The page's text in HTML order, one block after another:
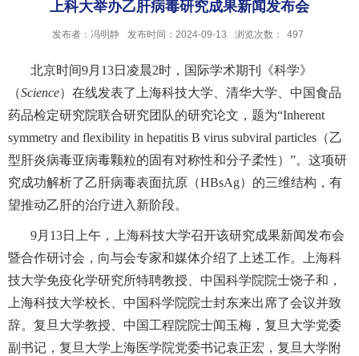
上科大举办乙肝病毒研究成果新闻发布会
发布者：冯明静 发布时间：2024-09-13 浏览次数： 497
北京时间9月13日凌晨2时 ， 国际学术期刊
《科学》
（Science） 在线发表了上海科技大学、清华大学、 中国食品
药品检定研究院联合研究团队的研究论文，题为“Inherent
symmetry and flexibility in hepatitis B virus subviral particles（乙
型肝炎病毒亚病毒颗粒的固有对称性和分子柔性）”。这项研
究成功解析了乙肝病毒表面抗原 （HBsAg） 的三维结构 ， 有
望推动乙肝的治疗进入新阶段。
9月13日上午，上海科技大学召开该研究成果新闻发布会
暨合作研讨会，向与会专家和媒体介绍了上述工作。上海科
技大学免疫化学研究所特聘教授
中国科学院院士饶子和 ，
上海科技大学校长
中国科学院院士封东来出席了会议并致
辞。复旦大学教授 中国工程院院士闻玉梅 ， 复旦大学党委
副书记，复旦大学上海医学院党委书记袁正宏 ， 复旦大学附